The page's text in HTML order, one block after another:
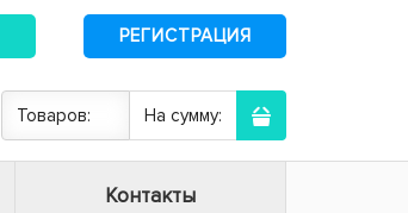
РЕГИСТРАЦИЯ
Товаров: На сумму:
Контакты